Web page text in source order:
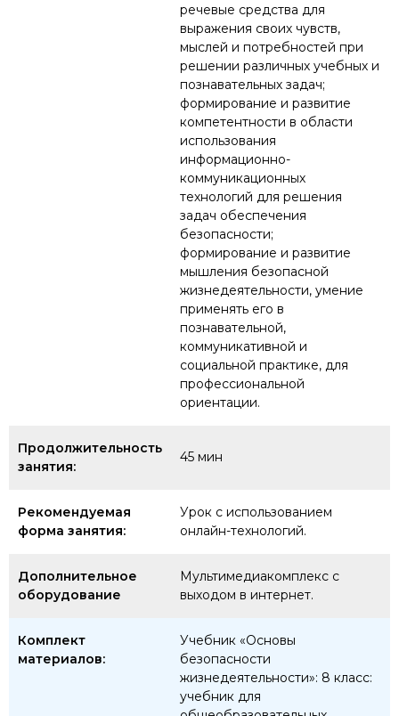
речевые средства для
выражения своих чувств,
мыслей и потребностей при
решении различных учебных и
познавательных задач;
формирование и развитие
компетентности в области
использования
информационно-
коммуникационных
технологий для решения
задач обеспечения
безопасности;
формирование и развитие
мышления безопасной
жизнедеятельности, умение
применять его в
познавательной,
коммуникативной и
социальной практике, для
профессиональной
ориентации.
Продолжительность
занятия:
45 мин
Рекомендуемая
форма занятия:
Урок с использованием
онлайн-технологий.
Дополнительное
оборудование
Мультимедиакомплекс с
выходом в интернет.
Комплект
материалов:
Учебник «Основы
безопасности
жизнедеятельности»: 8 класс:
учебник для